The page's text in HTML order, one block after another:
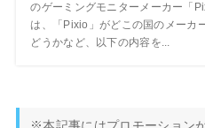
のゲーミングモニターメーカー「
は、「Pixio」がどこの国のメーカ
どうかなど、以下の内容を...